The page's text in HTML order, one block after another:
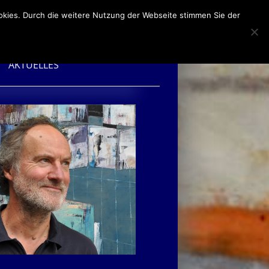
AKTUELLES
Durch die weitere Nutzung der Webseite stimmen Sie der